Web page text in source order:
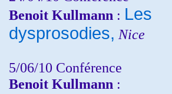
Benoit Kullmann : Les
dysprosodies, Nice
5/06/10 Conférence
Benoit Kullmann :